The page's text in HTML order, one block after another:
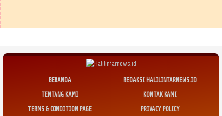
BERANDA
REDAKSI HALILINTARNEWS.ID
TENTANG KAMI
KONTAK KAMI
TERMS & CONDITION PAGE
PRIVACY POLICY